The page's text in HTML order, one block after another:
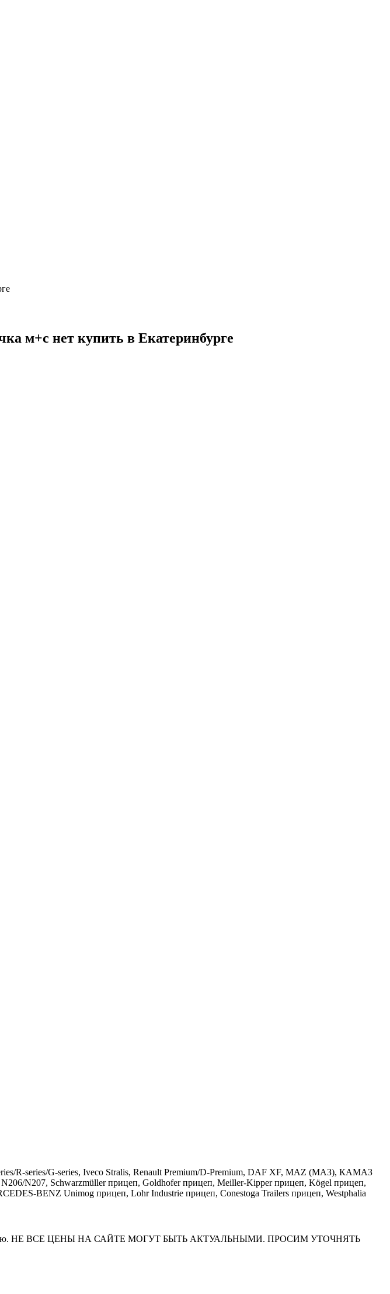
м+с нет купить в Екатеринбурге
R-series/G-series, Iveco Stralis, Renault Premium/D-Premium, DAF XF, MAZ (МАЗ), КАМАЗ
N207, Schwarzmüller прицеп, Goldhofer прицеп, Meiller-Kipper прицеп, Kögel прицеп,
BENZ Unimog прицеп, Lohr Industrie прицеп, Conestoga Trailers прицеп, Westphalia
продукцию. НЕ ВСЕ ЦЕНЫ НА САЙТЕ МОГУТ БЫТЬ АКТУАЛЬНЫМИ. ПРОСИМ УТОЧНЯТЬ